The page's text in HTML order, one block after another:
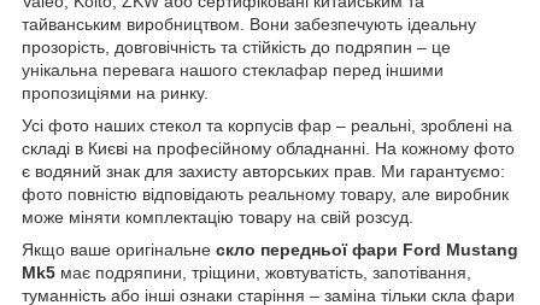
тайванським виробництвом. Вони забезпечують ідеальну
прозорість, довговічність та стійкість до подряпин – це
унікальна перевага нашого стеклафар перед іншими
пропозиціями на ринку.
Усі фото наших стекол та корпусів фар – реальні, зроблені на
складі в Києві на професійному обладнанні. На кожному фото
є водяний знак для захисту авторських прав. Ми гарантуємо:
фото повністю відповідають реальному товару, але виробник
може міняти комплектацію товару на свій розсуд.
Якщо ваше оригінальне скло передньої фари Ford Mustang
Mk5 має подряпини, тріщини, жовтуватість, запотівання,
туманність або інші ознаки старіння – заміна тільки скла фари